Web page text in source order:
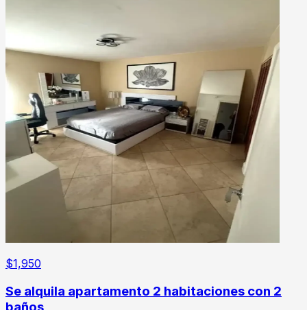
$1,950
Se alquila apartamento 2 habitaciones con 2
baños